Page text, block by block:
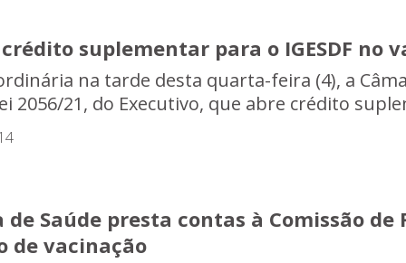
suplementar para o IGESDF no
na tarde desta quarta-feira (4), a
2056/21, do Executivo, que abre crédito
de Saúde presta contas à Comissão de
de vacinação